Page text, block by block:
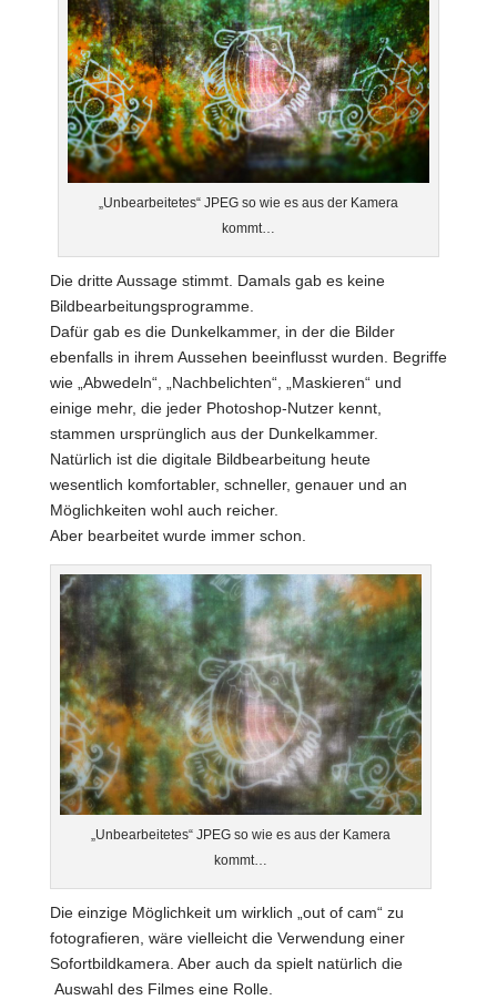
„Unbearbeitetes“ JPEG so wie es aus der Kamera
kommt…
Die dritte Aussage stimmt. Damals gab es keine
Bildbearbeitungsprogramme.
Dafür gab es die Dunkelkammer, in der die Bilder
ebenfalls in ihrem Aussehen beeinflusst wurden. Begriffe
wie „Abwedeln“, „Nachbelichten“, „Maskieren“ und
einige mehr, die jeder Photoshop-Nutzer kennt,
stammen ursprünglich aus der Dunkelkammer.
Natürlich ist die digitale Bildbearbeitung heute
wesentlich komfortabler, schneller, genauer und an
Möglichkeiten wohl auch reicher.
Aber bearbeitet wurde immer schon.
„Unbearbeitetes“ JPEG so wie es aus der Kamera
kommt…
Die einzige Möglichkeit um wirklich „out of cam“ zu
fotografieren, wäre vielleicht die Verwendung einer
Sofortbildkamera. Aber auch da spielt natürlich die
Auswahl des Filmes eine Rolle.